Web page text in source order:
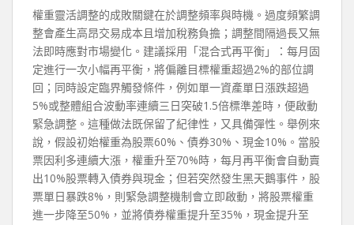
權重靈活調整的成敗關鍵在於調整頻率與時機。過度頻繁調
整會產生高昂交易成本且增加稅務負擔；調整間隔過長又無
法即時應對市場變化。建議採用「混合式再平衡」：每月固
定進行一次小幅再平衡，將偏離目標權重超過2%的部位調
回；同時設定臨界觸發條件，例如單一資產單日漲跌超過
5%或整體組合波動率連續三日突破1.5倍標準差時，便啟動
緊急調整。這種做法既保留了紀律性，又具備彈性。舉例來
說，假設初始權重為股票60%、債券30%、現金10%。當股
票因利多連續大漲，權重升至70%時，每月再平衡會自動賣
出10%股票轉入債券與現金；但若突然發生黑天鵝事件，股
票單日暴跌8%，則緊急調整機制會立即啟動，將股票權重
進一步降至50%，並將債券權重提升至35%，現金提升至